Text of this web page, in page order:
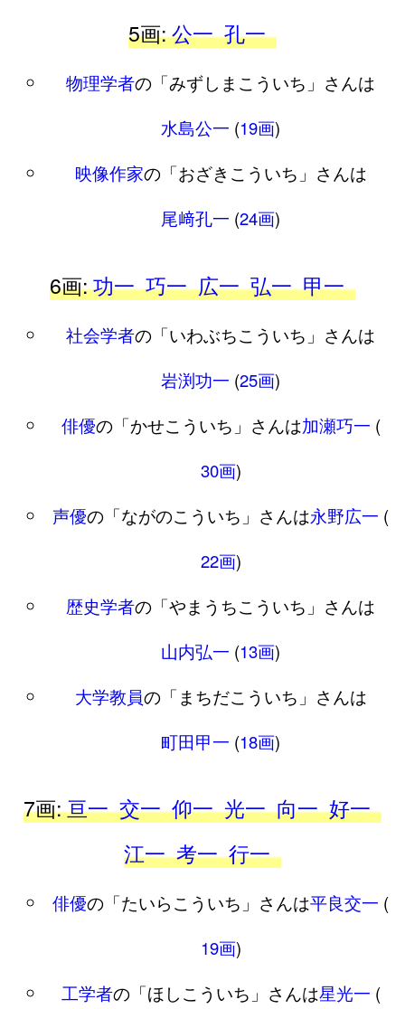
5画:公一 孔一
物理学者の「みずしまこういち」さんは
水島公一 (19画)
映像作家の「おざきこういち」さんは
尾﨑孔一 (24画)
6画:功一 巧一 広一 弘一 甲一
社会学者の「いわぶちこういち」さんは
岩渕功一 (25画)
俳優の「かせこういち」さんは加瀬巧一 (
30画)
声優の「ながのこういち」さんは永野広一 (
22画)
歴史学者の「やまうちこういち」さんは
山内弘一 (13画)
大学教員の「まちだこういち」さんは
町田甲一 (18画)
7画:亘一 交一 仰一 光一 向一 好一
江一 考一 行一
俳優の「たいらこういち」さんは平良交一 (
19画)
工学者の「ほしこういち」さんは星光一 (